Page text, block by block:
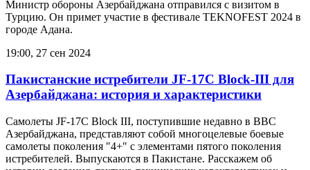
Министр обороны Азербайджана отправился с визитом в
Турцию. Он примет участие в фестивале TEKNOFEST 2024 в
городе Адана.
19:00, 27 сен 2024
Пакистанские истребители JF-17C Block-III для
Азербайджана: история и характеристики
Самолеты JF-17C Block III, поступившие недавно в ВВС
Азербайджана, представляют собой многоцелевые боевые
самолеты поколения "4+" с элементами пятого поколения
истребителей. Выпускаются в Пакистане. Расскажем об